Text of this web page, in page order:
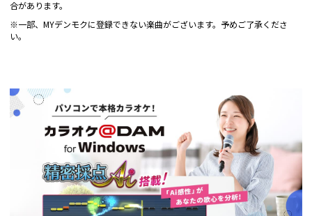
合があります。
※一部、MYデンモクに登録できない楽曲がございます。予めご了承くださ
い。